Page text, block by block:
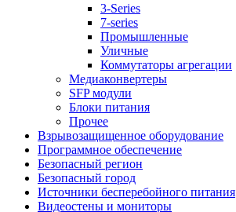
3-Series
7-series
Промышленные
Уличные
Коммутаторы агрегации
Медиаконвертеры
SFP модули
Блоки питания
Прочее
Взрывозащищенное оборудование
Программное обеспечение
Безопасный регион
Безопасный город
Источники бесперебойного питания
Видеостены и мониторы